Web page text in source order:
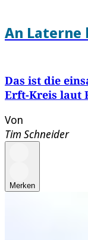
An
Das ist die
Erft-Kreis laut
Von
Tim Schneider
Merken